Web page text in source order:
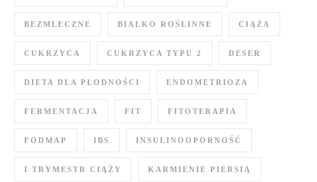
BEZMLECZNE BIAŁKO ROŚLINNE CIĄŻA
CUKRZYCA CUKRZYCA TYPU 2 DESER
DIETA DLA PŁODNOŚCI ENDOMETRIOZA
FERMENTACJA FIT FITOTERAPIA
FODMAP IBS INSULINOOPORNOŚĆ
I TRYMESTR CIĄŻY KARMIENIE PIERSIĄ